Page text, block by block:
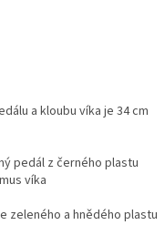
a kloubu víka je 34 cm
pedál z černého plastu
víka
zeleného a hnědého plastu